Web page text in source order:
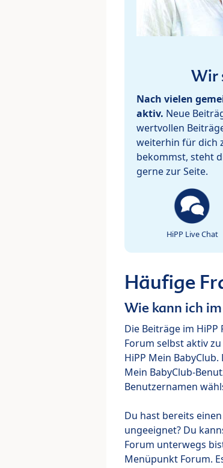
Wir
Nach vielen
aktiv. Neue
wertvollen
weiterhin für dich
bekommst, steht
gerne zur Seite.
HiPP Live Chat
Häufige
Wie kann ich
Die Beiträge im
Forum selbst aktiv
HiPP Mein
Mein BabyClub-
Benutzernamen
Du hast bereits
ungeeignet? Du
Forum unterwegs
Menüpunkt Forum.